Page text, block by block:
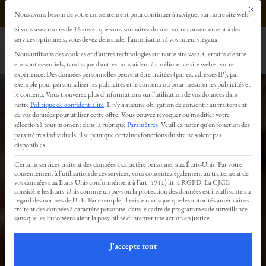
0499293179
Livre d’or
:
Ce
Préférences en matière de confidentialité
Nous avons besoin de votre consentement pour continuer à naviguer sur notre site web.
Si vous avez moins de 16 ans et que vous souhaitez donner votre consentement à des
services optionnels, vous devez demander l'autorisation à vos tuteurs légaux.
Nous utilisons des cookies et d'autres technologies sur notre site web. Certains d'entre
eux sont essentiels, tandis que d'autres nous aident à améliorer ce site web et votre
expérience.Des données personnelles peuvent être traitées (par ex. adresses IP), par
exemple pour personnaliser les publicités et le contenu ou pour mesurer les publicités et
le contenu.Vous trouverez plus d'informations sur l'utilisation de vos données dans
notrePolitique de confidentialité.Il n'y a aucune obligation de consentir au traitement
de vos données pour utiliser cette offre.Vous pouvez révoquer ou modifier votre
sélection à tout moment dans la rubriqueParamètres.Veuillez noter qu'en fonction des
paramètres individuels, il se peut que certaines fonctions du site ne soient pas
disponibles.
Certains services traitent des données à caractère personnel aux États-Unis. Par votre
consentement à l'utilisation de ces services, vous consentez également au traitement de
vos données aux États-Unis conformément à l'art. 49 (1) lit. a RGPD. La CJCE
considère les États-Unis comme un pays où la protection des données est insuffisante au
regard des normes de l'UE. Par exemple, il existe un risque que les autorités américaines
traitent des données à caractère personnel dans le cadre de programmes de surveillance
sans que les Européens aient la possibilité d'intenter une action en justice.
J'accepte tout